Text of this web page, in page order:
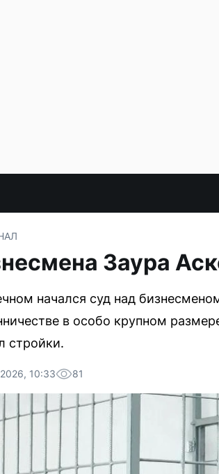
Заура
начался суд над
в особо крупном
стройки.
10:33 81